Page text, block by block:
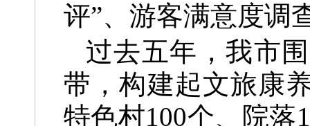
评”、游客满意度调
过去五年，我市
带，构建起文旅康
特色村100个、院落